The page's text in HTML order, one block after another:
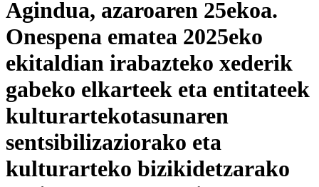
Agindua, azaroaren 25ekoa.
Onespena ematea 2025eko
ekitaldian irabazteko xederik
gabeko elkarteek eta entitateek
kulturartekotasunaren
sentsibilizaziorako eta
kulturarteko bizikidetzarako